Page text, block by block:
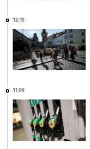
12:15
11:09